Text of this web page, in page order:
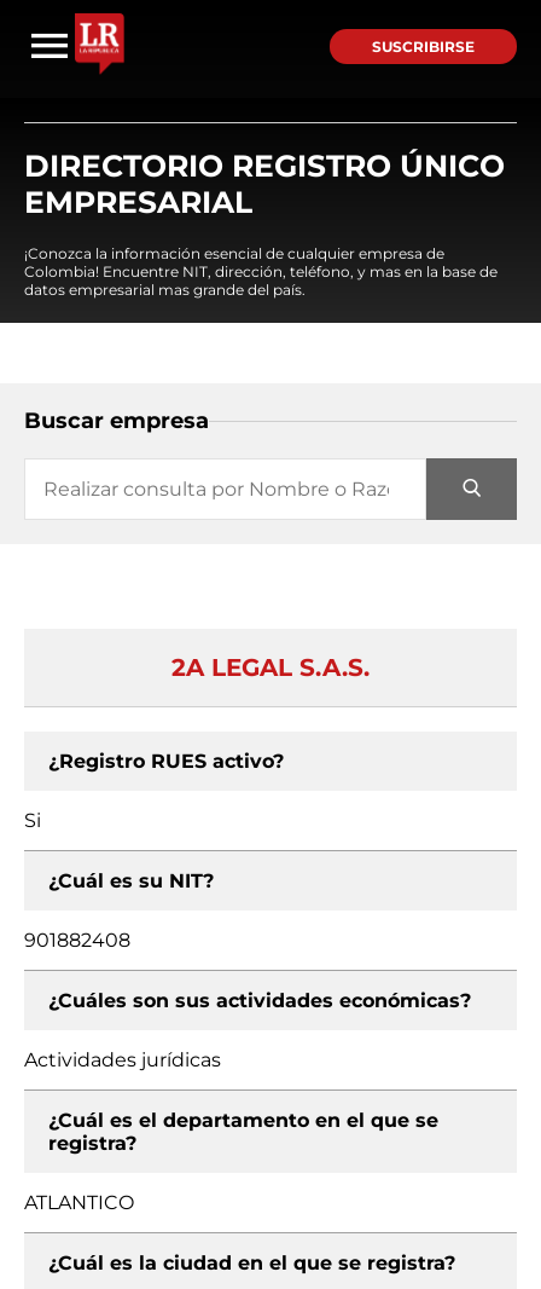
SUSCRIBIRSE
DIRECTORIO REGISTRO ÚNICO
EMPRESARIAL
¡Conozca la información esencial de cualquier empresa de
Colombia! Encuentre NIT, dirección, teléfono, y mas en la base de
datos empresarial mas grande del país.
Buscar empresa
2A LEGAL S.A.S.
¿Registro RUES activo?
Si
¿Cuál es su NIT?
901882408
¿Cuáles son sus actividades económicas?
Actividades jurídicas
¿Cuál es el departamento en el que se
registra?
ATLANTICO
¿Cuál es la ciudad en el que se registra?